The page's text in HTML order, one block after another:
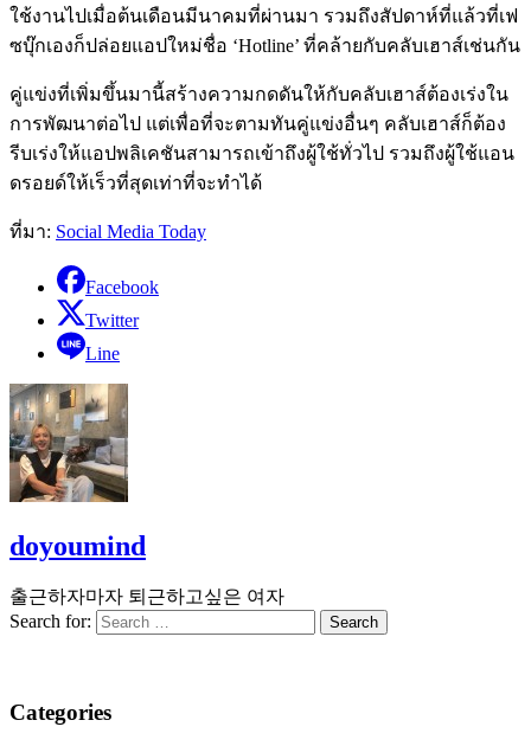
ใช้งานไปเมื่อต้นเดือนมีนาคมที่ผ่านมา รวมถึงสัปดาห์ที่แล้วที่เฟ
ซบุ๊กเองก็ปล่อยแอปใหม่ชื่อ ‘Hotline’ ที่คล้ายกับคลับเฮาส์เช่นกัน
คู่แข่งที่เพิ่มขึ้นมานี้สร้างความกดดันให้กับคลับเฮาส์ต้องเร่งใน
การพัฒนาต่อไป แต่เพื่อที่จะตามทันคู่แข่งอื่นๆ คลับเฮาส์ก็ต้อง
รีบเร่งให้แอปพลิเคชันสามารถเข้าถึงผู้ใช้ทั่วไป รวมถึงผู้ใช้แอน
ดรอยด์ให้เร็วที่สุดเท่าที่จะทำได้
ที่มา: Social Media Today
Facebook
Twitter
Line
doyoumind
출근하자마자 퇴근하고싶은 여자
Search for:
Categories